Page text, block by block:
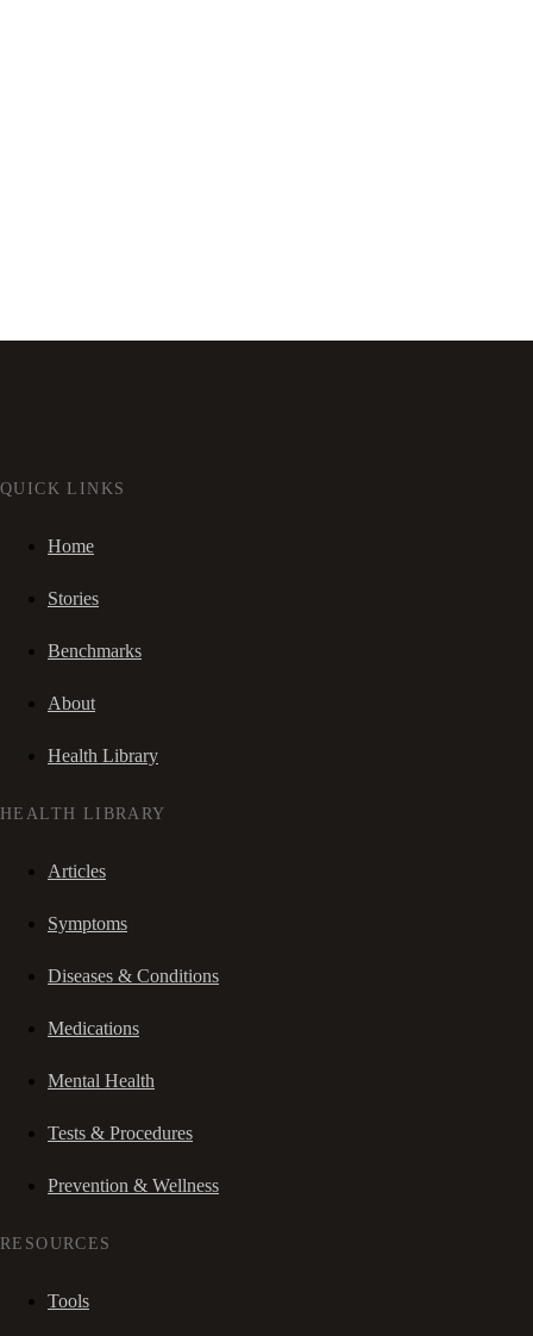
QUICK LINKS
Home
Stories
Benchmarks
About
Health Library
HEALTH LIBRARY
Articles
Symptoms
Diseases & Conditions
Medications
Mental Health
Tests & Procedures
Prevention & Wellness
RESOURCES
Tools